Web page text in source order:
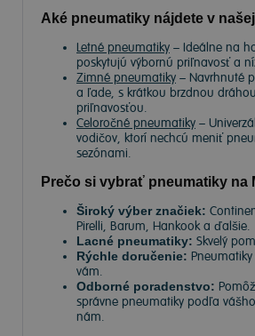
Aké pneumatiky nájdete v
Letné pneumatiky – Ideálne na
poskytujú výbornú priľnavosť a
Zimné pneumatiky – Navrhnuté
a ľade, s krátkou brzdnou
priľnavosťou.
Celoročné pneumatiky –
vodičov, ktorí nechcú meniť
sezónami.
Prečo si vybrať pneumatiky na
Široký výber značiek:
Pirelli, Barum, Hankook a ďalšie.
Lacné pneumatiky: Skvelý
Rýchle doručenie:
vám.
Odborné poradenstvo:
správne pneumatiky podľa
nám.